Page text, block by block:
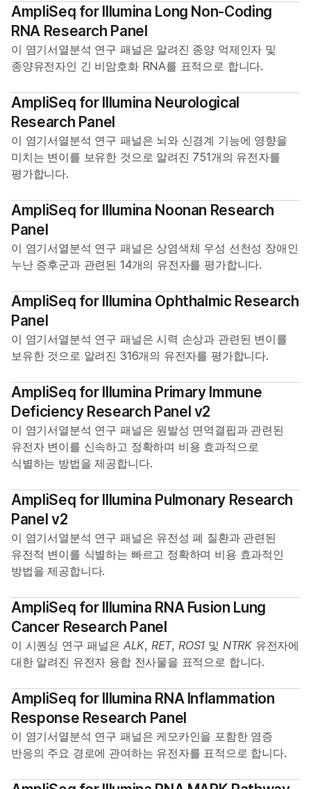
AmpliSeq for Illumina Long Non-Coding
RNA Research Panel
이 염기서열분석 연구 패널은 알려진 종양 억제인자 및
종양유전자인 긴 비암호화 RNA를 표적으로 합니다.
AmpliSeq for Illumina Neurological
Research Panel
이 염기서열분석 연구 패널은 뇌와 신경계 기능에 영향을
미치는 변이를 보유한 것으로 알려진 751개의 유전자를
평가합니다.
AmpliSeq for Illumina Noonan Research
Panel
이 염기서열분석 연구 패널은 상염색체 우성 선천성 장애인
누난 증후군과 관련된 14개의 유전자를 평가합니다.
AmpliSeq for Illumina Ophthalmic Research
Panel
이 염기서열분석 연구 패널은 시력 손상과 관련된 변이를
보유한 것으로 알려진 316개의 유전자를 평가합니다.
AmpliSeq for Illumina Primary Immune
Deficiency Research Panel v2
이 염기서열분석 연구 패널은 원발성 면역결핍과 관련된
유전자 변이를 신속하고 정확하며 비용 효과적으로
식별하는 방법을 제공합니다.
AmpliSeq for Illumina Pulmonary Research
Panel v2
이 염기서열분석 연구 패널은 유전성 폐 질환과 관련된
유전적 변이를 식별하는 빠르고 정확하며 비용 효과적인
방법을 제공합니다.
AmpliSeq for Illumina RNA Fusion Lung
Cancer Research Panel
이 시퀀싱 연구 패널은 ALK, RET, ROS1 및 NTRK 유전자에
대한 알려진 유전자 융합 전사물을 표적으로 합니다.
AmpliSeq for Illumina RNA Inflammation
Response Research Panel
이 염기서열분석 연구 패널은 케모카인을 포함한 염증
반응의 주요 경로에 관여하는 유전자를 표적으로 합니다.